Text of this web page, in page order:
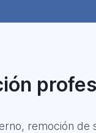
remoción